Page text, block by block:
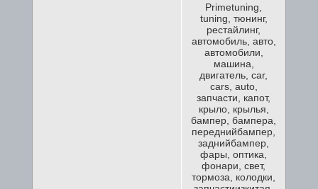
Primetuning,
tuning, тюнинг,
рестайлинг,
автомобиль, авто,
автомобили,
машина,
двигатель, car,
cars, auto,
запчасти, капот,
крыло, крылья,
бампер, бампера,
переднийбампер,
заднийбампер,
фары, оптика,
фонари, свет,
тормоза, колодки,